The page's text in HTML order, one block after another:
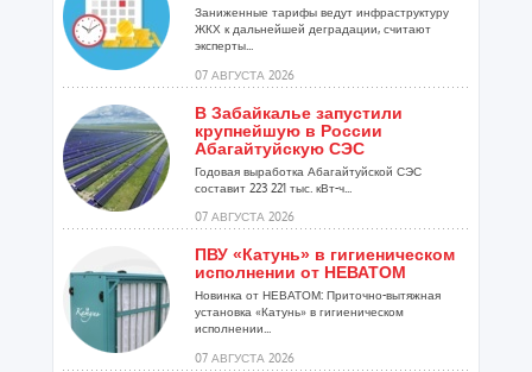
Заниженные тарифы ведут инфраструктуру
ЖКХ к дальнейшей деградации, считают
эксперты...
07 АВГУСТА 2026
В Забайкалье запустили
крупнейшую в России
Абагайтуйскую СЭС
Годовая выработка Абагайтуйской СЭС
составит 223 221 тыс. кВт-ч...
07 АВГУСТА 2026
ПВУ «Катунь» в гигиеническом
исполнении от НЕВАТОМ
Новинка от НЕВАТОМ: Приточно-вытяжная
установка «Катунь» в гигиеническом
исполнении...
07 АВГУСТА 2026